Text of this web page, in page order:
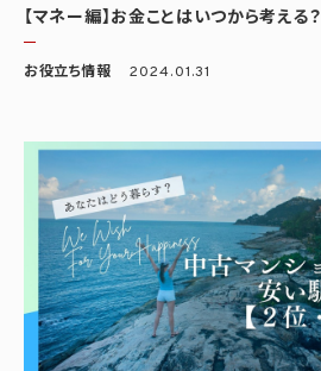
【マネー編】お金ことはいつから考える？
お役立ち情報 2024.01.31